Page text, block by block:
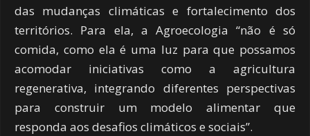
das mudanças climáticas e fortalecimento dos
territórios. Para ela, a Agroecologia “não é só
comida, como ela é uma luz para que possamos
acomodar iniciativas como a agricultura
regenerativa, integrando diferentes perspectivas
para construir um modelo alimentar que
responda aos desafios climáticos e sociais”.